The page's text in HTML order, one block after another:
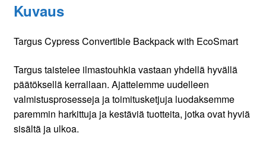
Kuvaus
Targus Cypress Convertible Backpack with EcoSmart
Targus taistelee ilmastouhkia vastaan yhdellä hyvällä
päätöksellä kerrallaan. Ajattelemme uudelleen
valmistusprosesseja ja toimitusketjuja luodaksemme
paremmin harkittuja ja kestäviä tuotteita, jotka ovat hyviä
sisältä ja ulkoa.